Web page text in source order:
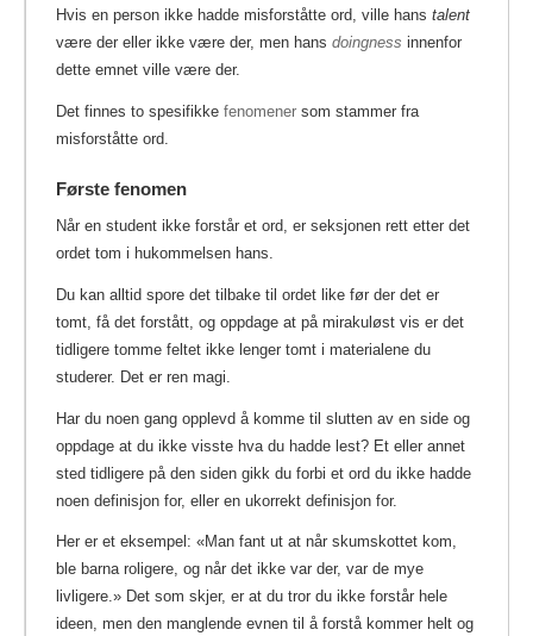
Hvis en person ikke hadde misforståtte ord, ville hans talent
være der eller ikke være der, men hans doingness innenfor
dette emnet ville være der.
Det finnes to spesifikke fenomener som stammer fra
misforståtte ord.
Første fenomen
Når en student ikke forstår et ord, er seksjonen rett etter det
ordet tom i hukommelsen hans.
Du kan alltid spore det tilbake til ordet like før der det er
tomt, få det forstått, og oppdage at på mirakuløst vis er det
tidligere tomme feltet ikke lenger tomt i materialene du
studerer. Det er ren magi.
Har du noen gang opplevd å komme til slutten av en side og
oppdage at du ikke visste hva du hadde lest? Et eller annet
sted tidligere på den siden gikk du forbi et ord du ikke hadde
noen definisjon for, eller en ukorrekt definisjon for.
Her er et eksempel: «Man fant ut at når skumskottet kom,
ble barna roligere, og når det ikke var der, var de mye
livligere.» Det som skjer, er at du tror du ikke forstår hele
ideen, men den manglende evnen til å forstå kommer helt og